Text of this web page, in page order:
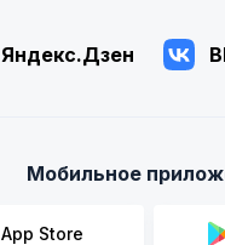
Яндекс.Дзен
Мобильное
App Store